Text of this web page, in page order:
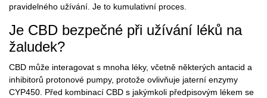
pravidelného užívání. Je to kumulativní proces.
Je CBD bezpečné při užívání léků na
žaludek?
CBD může interagovat s mnoha léky, včetně některých antacid a
inhibitorů protonové pumpy, protože ovlivňuje jaterní enzymy
CYP450. Před kombinací CBD s jakýmkoli předpisovým lékem se